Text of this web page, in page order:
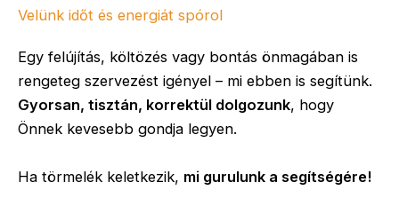
Velünk időt és energiát spórol
Egy felújítás, költözés vagy bontás önmagában is
rengeteg szervezést igényel – mi ebben is segítünk.
Gyorsan, tisztán, korrektül dolgozunk, hogy
Önnek kevesebb gondja legyen.
Ha törmelék keletkezik, mi gurulunk a segítségére!